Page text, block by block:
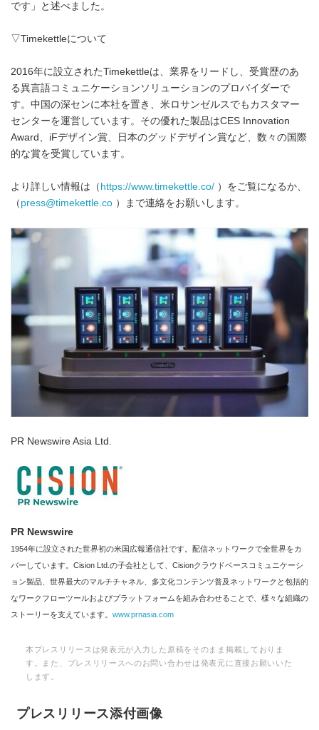
です」と述べました。
▽Timekettleについて
2016年に設立されたTimekettleは、業界をリードし、受賞歴のあ
る異言語コミュニケーションソリューションのプロバイダーで
す。中国の深センに本社を置き、米ロサンゼルスでもカスタマー
センターを運営しています。その優れた製品はCES Innovation
Award、iFデザイン賞、日本のグッドデザイン賞など、数々の国際
的な賞を受賞しています。
より詳しい情報は（ https://www.timekettle.co/ ）をご覧になるか、
（ press@timekettle.co ）まで連絡をお願いします。
PR Newswire Asia Ltd.
PR Newswire
1954年に設立された世界初の米国広報通信社です。配信ネットワークで全世界をカ
バーしています。Cision Ltd.の子会社として、Cisionクラウドベースコミュニケーシ
ョン製品、世界最大のマルチチャネル、多文化コンテンツ普及ネットワークと包括的
なワークフローツールおよびプラットフォームを組み合わせることで、様々な組織の
ストーリーを支えています。 www.prnasia.com
本プレスリリースは発表元が入力した原稿をそのまま掲載しておりま
す。また、プレスリリースへのお問い合わせは発表元に直接お願いいた
します。
プレスリリース添付画像